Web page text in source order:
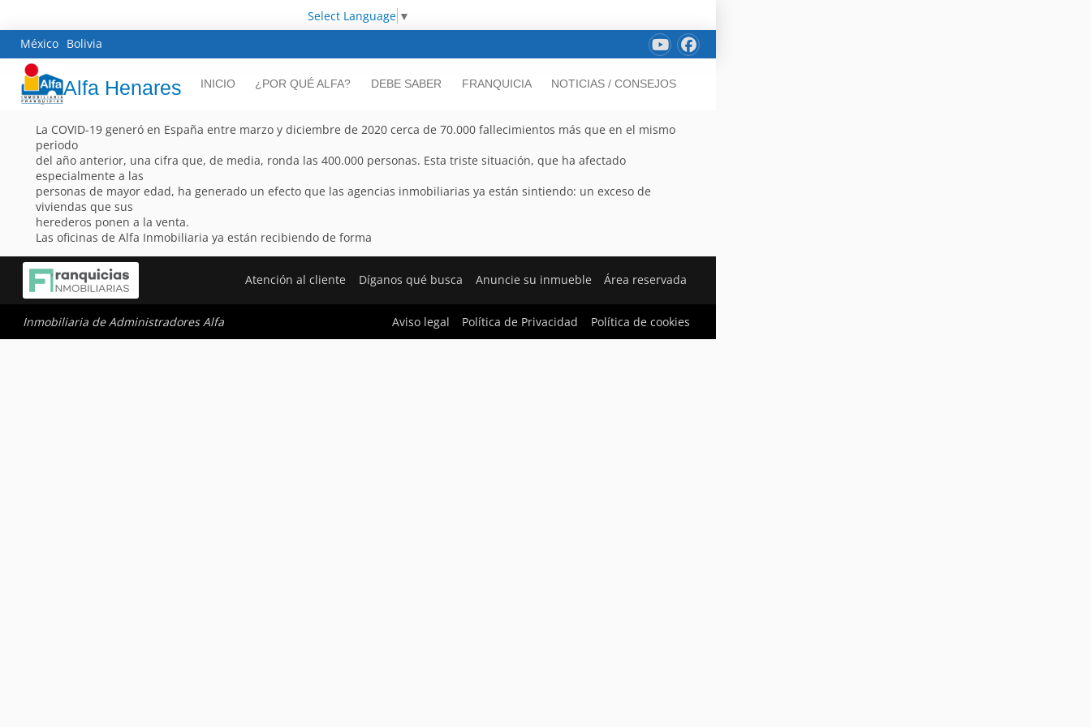
Select Language ▼
México Bolivia
Alfa Henares INICIO ¿POR QUÉ ALFA? DEBE SABER FRANQUICIA NOTICIAS / CONSEJOS
La COVID-19 generó en España entre marzo y diciembre de 2020 cerca de 70.000 fallecimientos más que en el mismo
periodo
del año anterior, una cifra que, de media, ronda las 400.000 personas. Esta triste situación, que ha afectado
especialmente a las
personas de mayor edad, ha generado un efecto que las agencias inmobiliarias ya están sintiendo: un exceso de
viviendas que sus
herederos ponen a la venta.
Las oficinas de Alfa Inmobiliaria ya están recibiendo de forma
Atención al cliente Díganos qué busca Anuncie su inmueble Área reservada
Inmobiliaria de Administradores Alfa Aviso legal Política de Privacidad Política de cookies